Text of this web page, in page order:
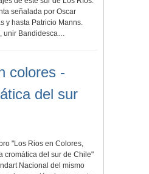
señalada por Oscar
y hasta Patricio Manns.
unir Bandidesca…
colores -
del sur
"Los Rios en Colores,
cromática del sur de Chile"
Nacional del mismo